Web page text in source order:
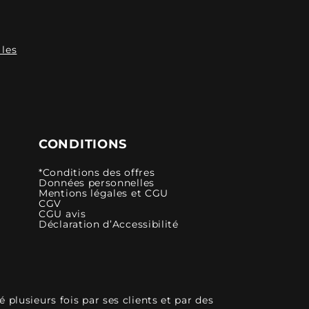
CONDITIONS
*Conditions des offres
Données personnelles
Mentions légales et CGU
CGV
CGU avis
Déclaration d’Accessibilité
plusieurs fois par ses clients et par des